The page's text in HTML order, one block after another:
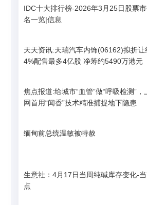
IDC十大排行榜-2026年3月25日股票
名一览|信息
天天资讯:天瑞汽车内饰(06162)拟折让
4%配售最多4亿股 净筹约5490万港元
焦点报道:给城市“血管”做“呼吸检测”，
网首用“闻香”技术精准捕捉地下隐患
缅甸前总统温敏被特赦
生意社：4月17日当周纯碱库存变化-
点